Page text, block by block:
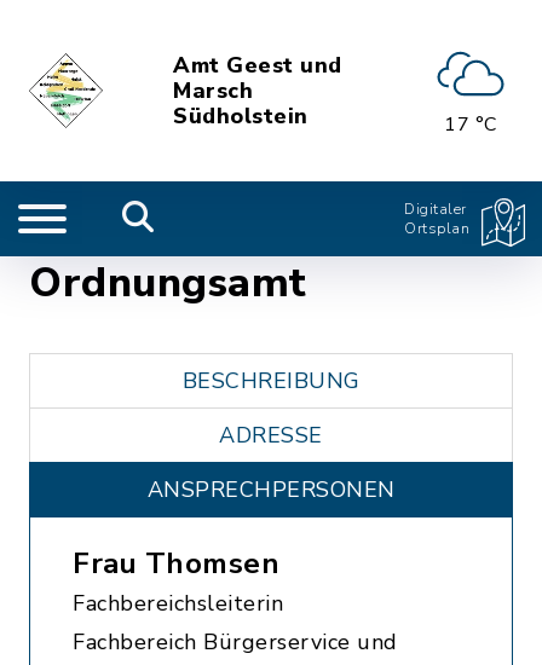
Amt Geest und
Marsch
Südholstein
17 °C
Digitaler
Ortsplan
Ordnungsamt
BESCHREIBUNG
ADRESSE
ANSPRECHPERSONEN
Frau Thomsen
Fachbereichsleiterin
Fachbereich Bürgerservice und